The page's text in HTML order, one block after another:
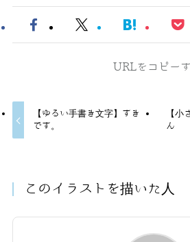
URLをコピー
【ゆるい手書き文字】すき
です。
【小
ん
このイラストを描いた人